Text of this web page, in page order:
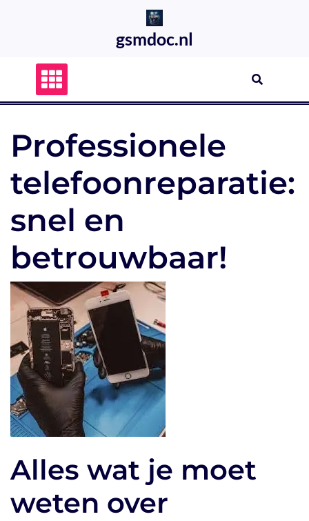
gsmdoc.nl
Professionele
telefoonreparatie:
snel en
betrouwbaar!
Alles wat je moet
weten over